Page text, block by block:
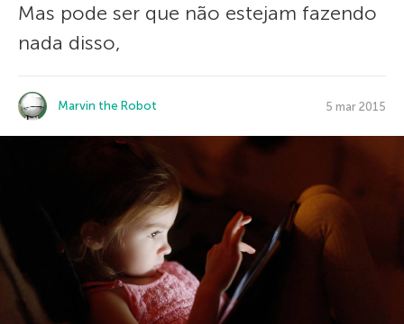
Mas pode ser que não estejam fazendo
nada disso,
Marvin the Robot 5 mar 2015